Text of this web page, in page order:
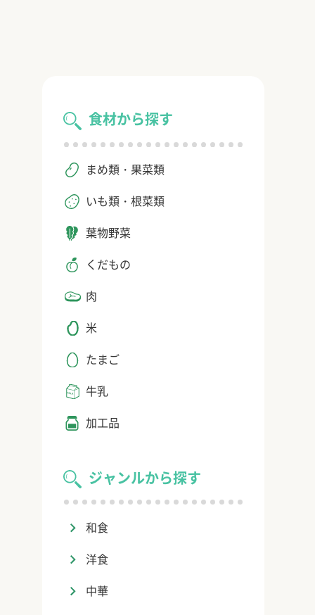
食材から探す
まめ類・果菜類
いも類・根菜類
葉物野菜
くだもの
肉
米
たまご
牛乳
加工品
ジャンルから探す
和食
洋食
中華